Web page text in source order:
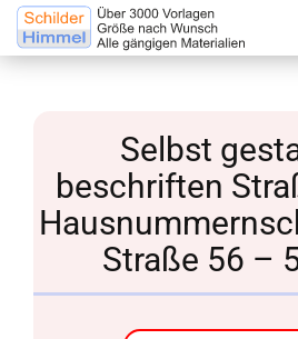
Selbst
beschriften
Straße 56 –